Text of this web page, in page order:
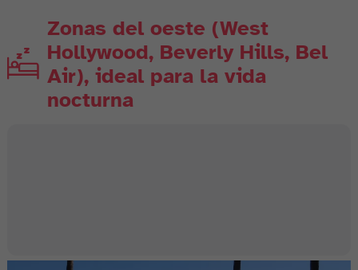
Zonas del oeste (West
Hollywood, Beverly Hills, Bel
Air), ideal para la vida
nocturna